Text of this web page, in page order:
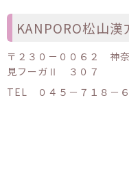
KANPORO松山
〒２３０－００６２ 神
見フーガⅡ ３０７
TEL ０４５－７１８－６